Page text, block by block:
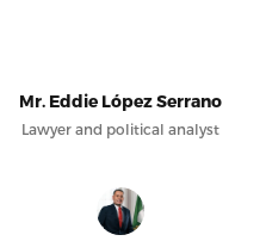
Mr. Eddie López Serrano
Lawyer and political analyst